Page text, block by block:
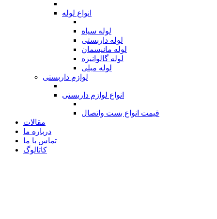
انواع لوله
لوله سیاه
لوله داربستی
لوله مانیسمان
لوله گالوانیزه
لوله مبلی
لوازم داربستی
انواع لوازم داربستی
قیمت انواع بست واتصال
مقالات
درباره ما
تماس با ما
کاتالوگ